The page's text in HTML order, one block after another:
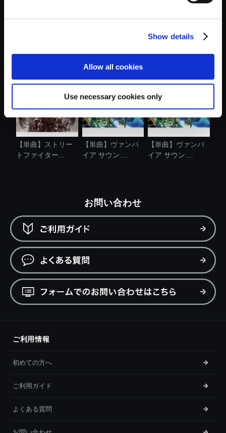
Show details
Allow all cookies
Use necessary cookies only
トファイター...
イア サウン....
イア サウン....
【単曲】ストリー
トファイター...
【単曲】ヴァンパ
イア サウン....
【単曲】ヴァンパ
イア サウン....
お問い合わせ
ご利用情報
初めての方へ
ご利用ガイド
よくある質問